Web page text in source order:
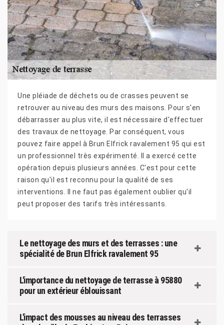
Une pléiade de déchets ou de crasses peuvent se
retrouver au niveau des murs des maisons. Pour s'en
débarrasser au plus vite, il est nécessaire d'effectuer
des travaux de nettoyage. Par conséquent, vous
pouvez faire appel à Brun Elfrick ravalement 95 qui est
un professionnel très expérimenté. Il a exercé cette
opération depuis plusieurs années. C'est pour cette
raison qu'il est reconnu pour la qualité de ses
interventions. Il ne faut pas également oublier qu'il
peut proposer des tarifs très intéressants.
Le nettoyage des murs et des terrasses : une
spécialité de Brun Elfrick ravalement 95
L'importance du nettoyage de terrasse à 95880
pour un extérieur éblouissant
L'impact des mousses au niveau des terrasses